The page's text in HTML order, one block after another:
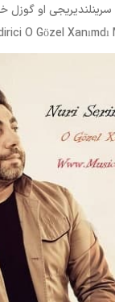
سرینلندیریجی او گوزل
O Gözel